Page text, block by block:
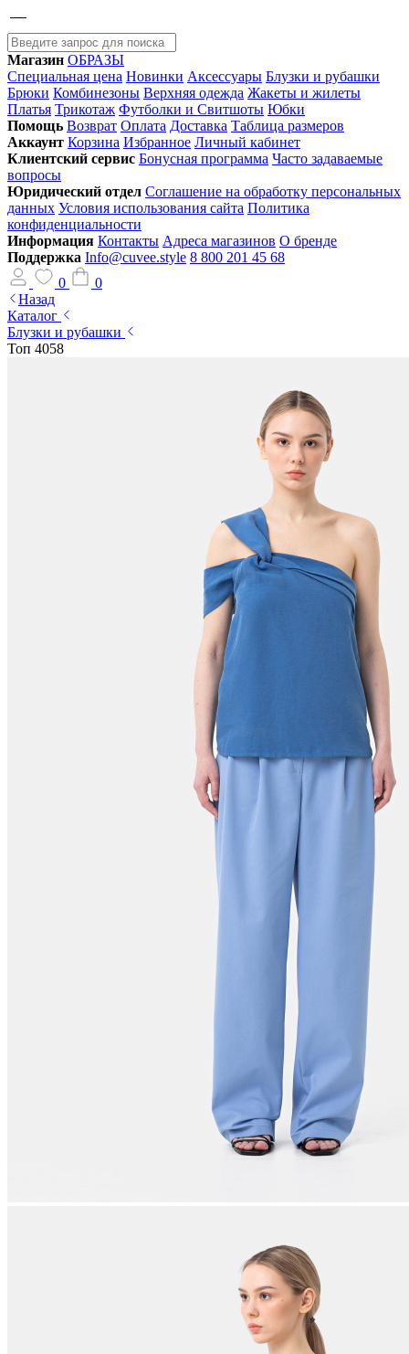
Магазин ОБРАЗЫ
Специальная цена Новинки Аксессуары Блузки и рубашки
Брюки Комбинезоны Верхняя одежда Жакеты и жилеты
Платья Трикотаж Футболки и Свитшоты Юбки
Помощь Возврат Оплата Доставка Таблица размеров
Аккаунт Корзина Избранное Личный кабинет
Клиентский сервис Бонусная программа Часто задаваемые
вопросы
Юридический отдел Соглашение на обработку персональных
данных Условия использования сайта Политика
конфиденциальности
Информация Контакты Адреса магазинов О бренде
Поддержка Info@cuvee.style 8 800 201 45 68
0
0
Назад
Каталог
Блузки и рубашки
Топ 4058